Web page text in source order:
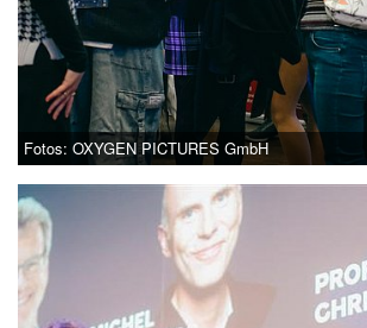
Fotos: OXYGEN PICTURES GmbH